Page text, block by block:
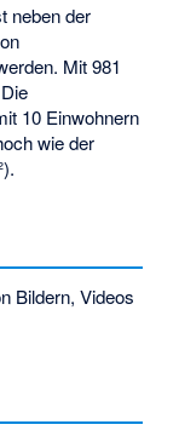
neben der
Mit 981
10 Einwohnern
wie der
Bildern, Videos